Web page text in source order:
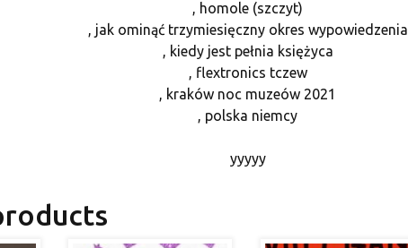
, homole (szczyt)
, jak ominąć trzymiesięczny okres wypowiedzenia
, kiedy jest pełnia księżyca
, flextronics tczew
, kraków noc muzeów 2021
, polska niemcy
yyyyy